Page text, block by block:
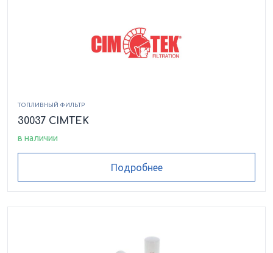
ТОПЛИВНЫЙ ФИЛЬТР
30037 CIMTEK
в наличии
Подробнее